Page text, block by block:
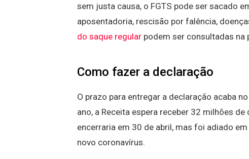
sem justa causa, o FGTS pode ser sacado
aposentadoria, rescisão por falência,
do saque regular podem ser consultadas na
Como fazer a declaração
O prazo para entregar a declaração acaba
ano, a Receita espera receber 32 milhões
encerraria em 30 de abril, mas foi adiado
novo coronavírus.